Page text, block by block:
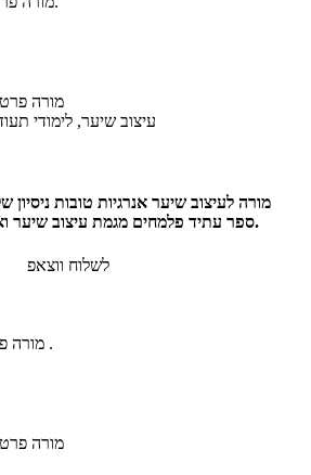
מורה
עיצוב שיער, לימודי
ספר עתיד פלמחים מגמת עיצוב שיער ואיפור. ניצחון ב3 תחרויות.
לשלוח ווצאפ
מורה